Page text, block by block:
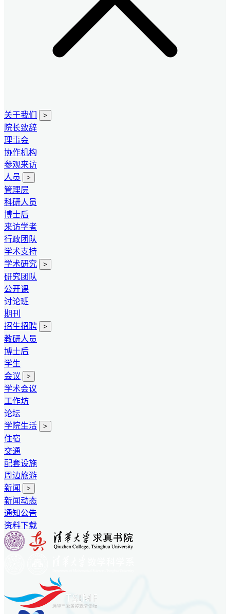
关于我们 >
院长致辞
理事会
协作机构
参观来访
人员
>
管理层
科研人员
博士后
来访学者
行政团队
学术支持
学术研究
>
研究团队
公开课
讨论班
期刊
招生招聘
>
教研人员
博士后
学生
会议
>
学术会议
工作坊
论坛
学院生活
>
住宿
交通
配套设施
周边旅游
新闻
>
新闻动态
通知公告
资料下载